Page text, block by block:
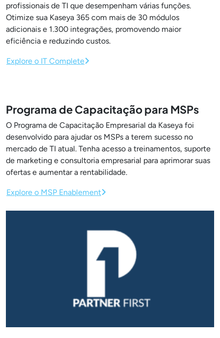
profissionais de TI que desempenham várias funções.
Otimize sua Kaseya 365 com mais de 30 módulos
adicionais e 1.300 integrações, promovendo maior
eficiência e reduzindo custos.
Explore o IT Complete
Programa de Capacitação para MSPs
O Programa de Capacitação Empresarial da Kaseya foi
desenvolvido para ajudar os MSPs a terem sucesso no
mercado de TI atual. Tenha acesso a treinamentos, suporte
de marketing e consultoria empresarial para aprimorar suas
ofertas e aumentar a rentabilidade.
Explore o MSP Enablement